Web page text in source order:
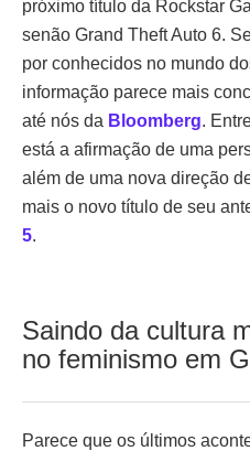
próximo título da Rockstar
senão Grand Theft Auto 6.
por conhecidos no mundo
informação parece mais
até nós da Bloomberg.
está a afirmação de uma
além de uma nova direção
mais o novo título de seu
5.
Saindo da cultura
no feminismo em
Parece que os últimos